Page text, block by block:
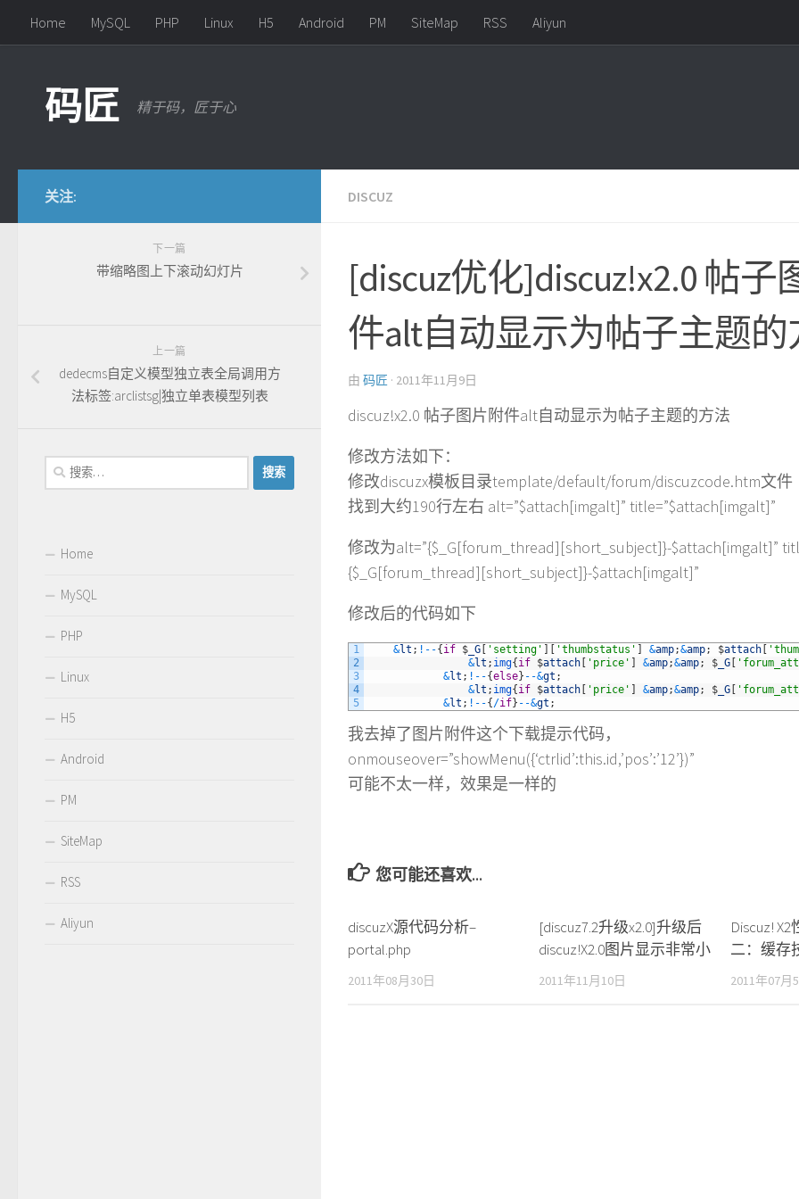
Skip to content
Home MySQL PHP Linux H5 Android PM SiteMap RSS Aliyun
码匠 精于码，匠于心
DISCUZ
[discuz优化]discuz!x2.0 帖子
件alt自动显示为帖子主题的
由 码匠 · 2011年11月9日
discuz!x2.0 帖子图片附件alt自动显示为帖子主题的方法
修改方法如下：
修改discuzx模板目录template/default/forum/discuzcode.htm文件
找到大约190行左右 alt=”$attach[imgalt]” title=”$attach[imgalt]”
修改为alt=”{$_G[forum_thread][short_subject]}-$attach[imgalt]”
{$_G[forum_thread][short_subject]}-$attach[imgalt]”
修改后的代码如下
1
2
3
4
5
&lt ; ! --{ if $ _G 'setting' 'thumbstatus' &amp;&amp; $attach
&lt ; img{ if $attach 'price' &amp;&amp; $ _G
&lt ; ! --{else} --&gt ;
&lt ; img{ if $attach 'price' &amp;&amp; $ _G
&lt ; ! --{ /if} --&gt ;
我去掉了图片附件这个下载提示代码，
onmouseover=”showMenu({‘ctrlid’:this.id,’pos’:’12’})”
可能不太一样，效果是一样的
您可能还喜欢...
discuzX源代码分析–
portal.php
2011年08月30日
[discuz7.2升级x2.0]升级后
discuz!X2.0图片显示非常小
2011年11月10日
Discuz!
二：缓存
2011年07月
关注:
下一篇
带缩略图上下滚动幻灯片
上一篇
dedecms自定义模型独立表全局调用方
法标签:arclistsg|独立单表模型列表
搜
索：
Home
MySQL
PHP
Linux
H5
Android
PM
SiteMap
RSS
Aliyun